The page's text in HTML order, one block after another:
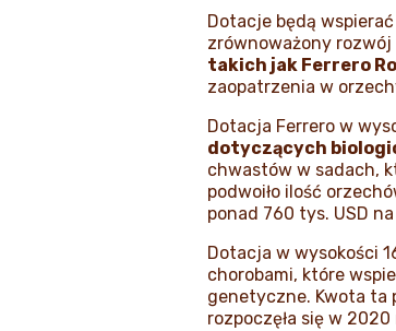
Dotacje będą
zrównoważony
takich jak Ferrero
zaopatrzenia w
Dotacja Ferrero w
dotyczących
chwastów w sadach,
podwoiło ilość
ponad 760 tys. USD
Dotacja w wysokości
chorobami, które
genetyczne. Kwota ta
rozpoczęła się w 2020